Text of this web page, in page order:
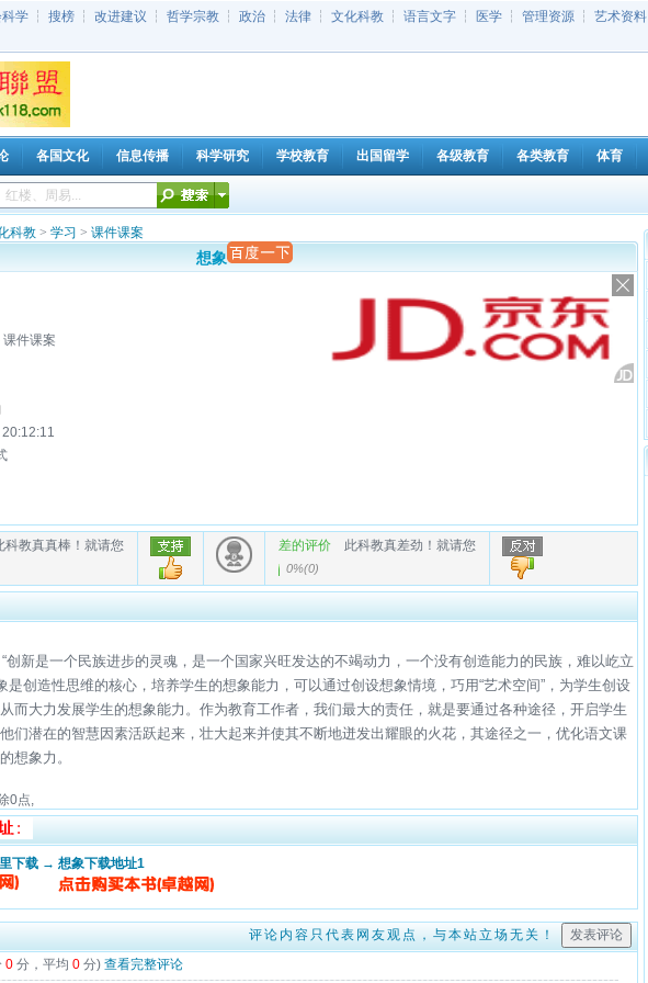
学 ┆ 搜榜 ┆ 改进建议 ┆ 哲学宗教 ┆ 政治 ┆ 法律 ┆ 文化科教 ┆ 语言文字 ┆ 医学 ┆ 管理资源 ┆ 艺术资料
各国文化 信息传播 科学研究 学校教育 出国留学 各级教育 各类教育 体育
科教 > 学习 > 课件课案
想象
件课案
教真真棒！就请您 差的评价 此科教真差劲！就请您
0%(0)
创新是一个民族进步的灵魂，是一个国家兴旺发达的不竭动力，一个没有创造能力的民族，难以屹立
是创造性思维的核心，培养学生的想象能力，可以通过创设想象情境，巧用“艺术空间”，为学生创设
而大力发展学生的想象能力。作为教育工作者，我们最大的责任，就是要通过各种途径，开启学生
们潜在的智慧因素活跃起来，壮大起来并使其不断地迸发出耀眼的火花，其途径之一，优化语文课
想象力。
0点,
下载 → 想象下载地址1
评论内容只代表网友观点，与本站立场无关！
0 分，平均 0 分) 查看完整评论